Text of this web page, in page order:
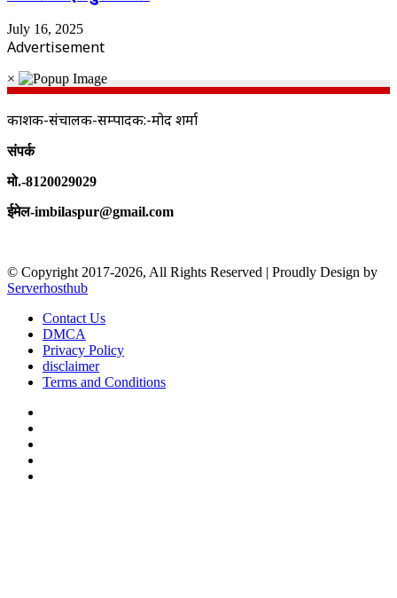
July 16, 2025
Advertisement
×
प्रकाशक-संचालक-सम्पादक:-प्रमोद शर्मा
संपर्क
मो.-8120029029
ईमेल-imbilaspur@gmail.com
© Copyright 2017-2026, All Rights Reserved | Proudly Design by
Serverhosthub
Contact Us
DMCA
Privacy Policy
disclaimer
Terms and Conditions